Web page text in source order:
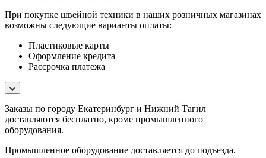
При покупке швейной техники в наших розничных магазинах
возможны следующие варианты оплаты:
Пластиковые карты
Оформление кредита
Рассрочка платежа
Заказы по городу Екатеринбург и Нижний Тагил
доставляются бесплатно, кроме промышленного
оборудования.
Промышленное оборудование доставляется до подъезда.